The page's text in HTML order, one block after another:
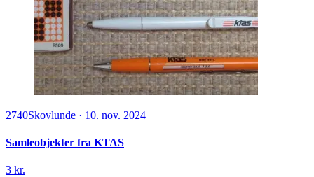
2740Skovlunde · 10. nov. 2024
Samleobjekter fra KTAS
3 kr.